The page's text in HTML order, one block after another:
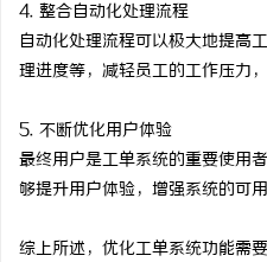
4. 整合自动化处理流程
自动化处理流程可以极大地提高
理进度等，减轻员工的工作压力
5. 不断优化用户体验
最终用户是工单系统的重要使用
够提升用户体验，增强系统的可用
综上所述，优化工单系统功能需